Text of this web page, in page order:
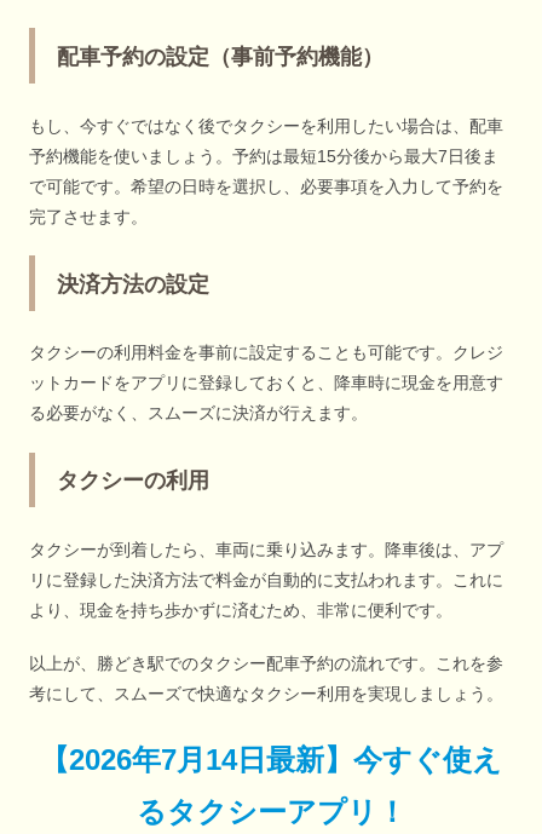
配車予約の設定（事前予約機能）
もし、今すぐではなく後でタクシーを利用したい場合は、配車
予約機能を使いましょう。予約は最短15分後から最大7日後ま
で可能です。希望の日時を選択し、必要事項を入力して予約を
完了させます。
決済方法の設定
タクシーの利用料金を事前に設定することも可能です。クレジ
ットカードをアプリに登録しておくと、降車時に現金を用意す
る必要がなく、スムーズに決済が行えます。
タクシーの利用
タクシーが到着したら、車両に乗り込みます。降車後は、アプ
リに登録した決済方法で料金が自動的に支払われます。これに
より、現金を持ち歩かずに済むため、非常に便利です。
以上が、勝どき駅でのタクシー配車予約の流れです。これを参
考にして、スムーズで快適なタクシー利用を実現しましょう。
【2026年7月14日最新】 今すぐ使え
るタクシーアプリ！